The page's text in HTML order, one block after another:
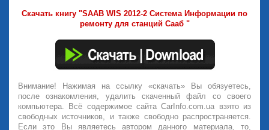
Скачать книгу "SAAB WIS 2012-2 Система Информации по
ремонту для станций Сааб "
Внимание! Нажимая на ссылку «скачать» Вы обязуетесь,
после ознакомления, удалить скаченный файл со своего
компьютера. Всё содержимое сайта CarInfo.com.ua взято из
свободных источников, и также свободно распространяется.
Если это Вы являетесь автором данного материала, то,